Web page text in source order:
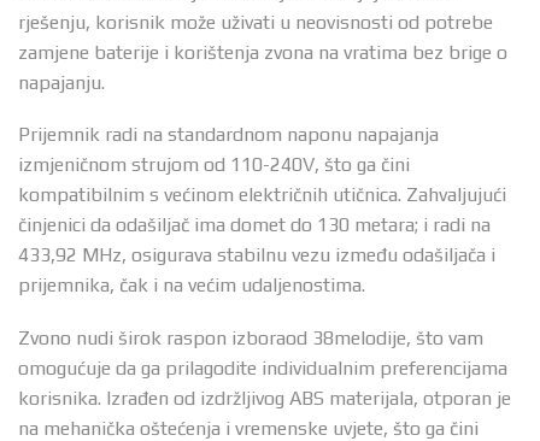
rješenju, korisnik može uživati u neovisnosti od potrebe
zamjene baterije i korištenja zvona na vratima bez brige o
napajanju.
Prijemnik radi na standardnom naponu napajanja
izmjeničnom strujom od 110-240V, što ga čini
kompatibilnim s većinom električnih utičnica. Zahvaljujući
činjenici da odašiljač ima domet do 130 metara; i radi na
433,92 MHz, osigurava stabilnu vezu između odašiljača i
prijemnika, čak i na većim udaljenostima.
Zvono nudi širok raspon izboraod 38melodije, što vam
omogućuje da ga prilagodite individualnim preferencijama
korisnika. Izrađen od izdržljivog ABS materijala, otporan je
na mehanička oštećenja i vremenske uvjete, što ga čini